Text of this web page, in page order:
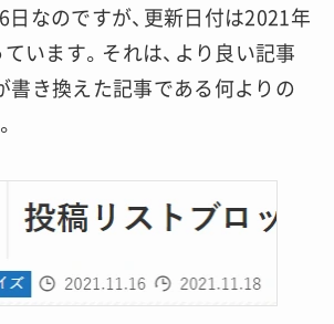
なのですが、更新日付は2021年
います。それは、より良い記事
書き換えた記事である何よりの